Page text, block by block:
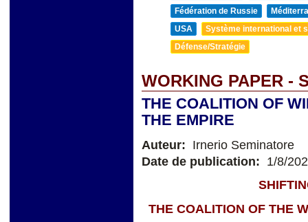
Fédération de Russie
USA
Système international et
Défense/Stratégie
WORKING PAPER -
THE COALITION OF
THE EMPIRE
Auteur: Irnerio Seminatore
Date de publication: 1/8/
THE COALITION OF THE